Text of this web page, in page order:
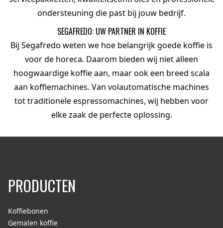
ondersteuning die past bij jouw bedrijf.
SEGAFREDO: UW PARTNER IN KOFFIE
Bij Segafredo weten we hoe belangrijk goede koffie is
voor de horeca. Daarom bieden wij niet alleen
hoogwaardige koffieaan, maar ook een breed scala
aan koffiemachines. Van volautomatische machines
tot traditionele espressomachines, wij hebben voor
elke zaak de perfecte oplossing.
PRODUCTEN
Koffiebonen
Gemalen koffie